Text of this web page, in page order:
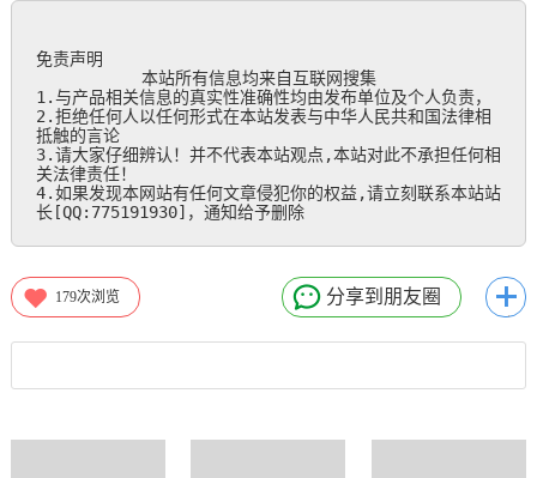
免责声明
本站所有信息均来自互联网搜集
1.与产品相关信息的真实性准确性均由发布单位及个人负责，
2.拒绝任何人以任何形式在本站发表与中华人民共和国法律相
抵触的言论
3.请大家仔细辨认！并不代表本站观点,本站对此不承担任何相
关法律责任！
4.如果发现本网站有任何文章侵犯你的权益,请立刻联系本站站
长[QQ:775191930]，通知给予删除
179次浏览 分享到朋友圈